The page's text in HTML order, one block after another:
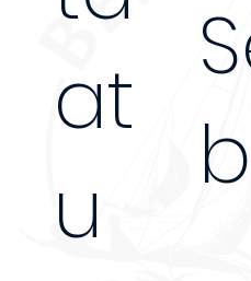
at
u